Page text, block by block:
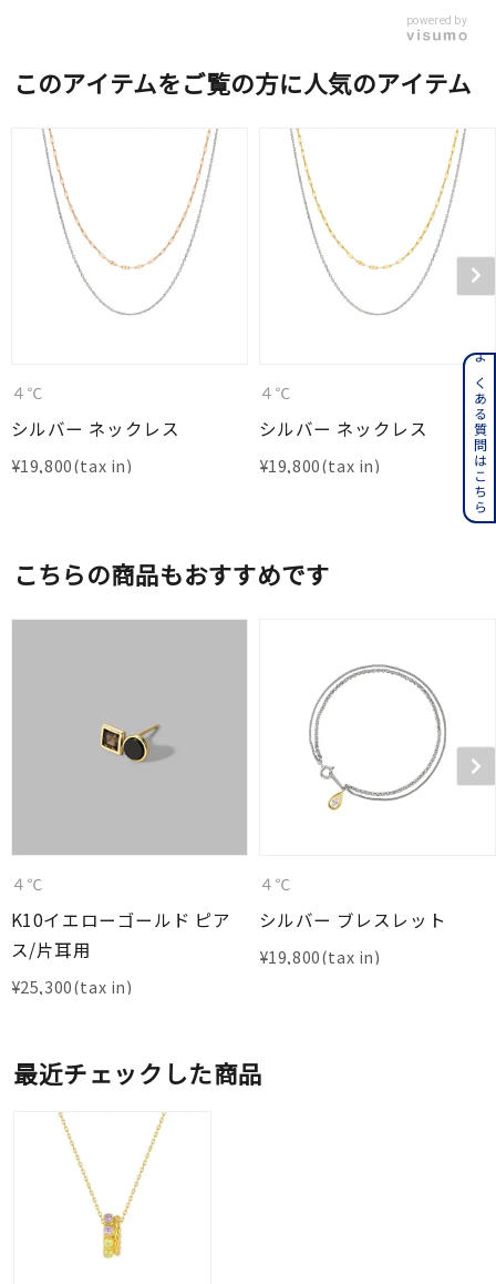
powered by
このアイテムをご覧の方に人気のアイテム
４℃
シルバー ネックレス
¥19,800
４℃
シルバー ネックレス
¥19,800
こちらの商品もおすすめです
４℃
K10イエローゴールド ピア
ス/片耳用
¥25,300
４℃
シルバー ブレスレット
¥19,800
最近チェックした商品
よくある質問はこちら